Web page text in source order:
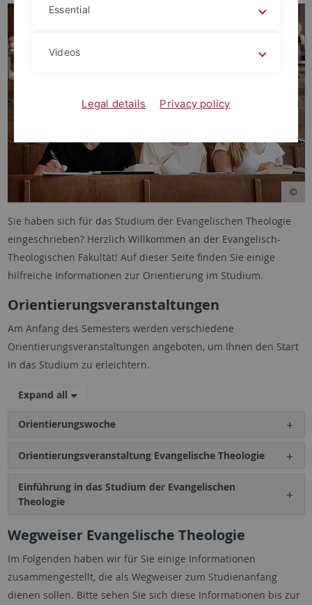
Sie haben sich für das Studium der Evangelischen Theologie
eingeschrieben? Herzlich Willkommen an der Evangelisch-
Theologischen Fakultät! Auf dieser Seite finden Sie einige
hilfreiche Informationen zur Orientierung im Studium.
Orientierungsveranstaltungen
Am Anfang des Semesters werden verschiedene
Orientierungsveranstaltungen angeboten, um Ihnen den Start
in das Studium zu erleichtern.
Expand all
Orientierungswoche
Orientierungsveranstaltung Evangelische Theologie
Einführung in das Studium der Evangelischen
Theologie
Wegweiser Evangelische Theologie
Im Folgenden haben wir für Sie einige Informationen
zusammengestellt, die als Wegweiser zum Studienanfang
dienen sollen. Bitte sehen Sie sich diese Informationen bis zur
Essential
Videos
Legal details Privacy policy